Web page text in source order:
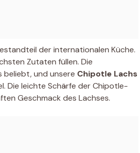
der internationalen Küche.
Zutaten füllen. Die
beliebt, und unsere Chipotle Lachs
Die leichte Schärfe der Chipotle-
Geschmack des Lachses.